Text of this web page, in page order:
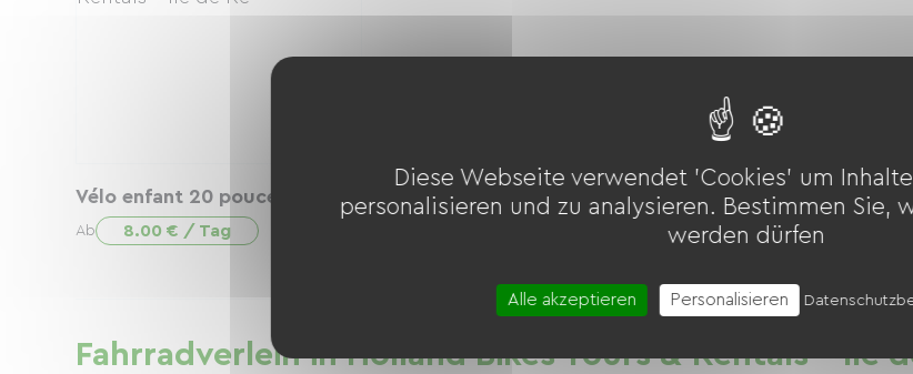
Vélo enfant 20 pouces
Ab 8.00 € / Tag
Fahrradverleih in Holland Bikes Tours & Rentals - Ile
Diese Webseite verwendet 'Cookies' um
personalisieren und zu analysieren. Bestimmen Sie,
werden dürfen
Alle akzeptieren Personalisieren